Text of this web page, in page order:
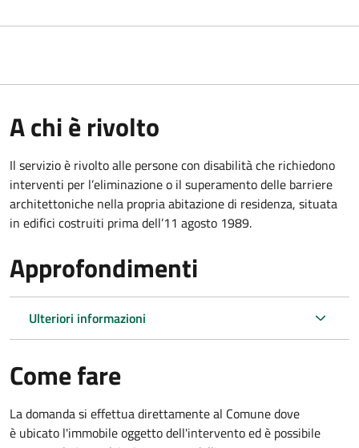
A chi è rivolto
Il servizio è rivolto alle persone con disabilità che richiedono
interventi per l’eliminazione o il superamento delle barriere
architettoniche nella propria abitazione di residenza, situata
in edifici costruiti prima dell’11 agosto 1989.
Approfondimenti
Ulteriori informazioni
Come fare
La domanda si effettua direttamente al Comune dove
è ubicato l'immobile oggetto dell'intervento ed è possibile